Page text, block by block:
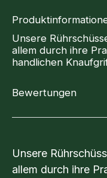
Unsere
allem durch ihre
handlichen
Bewertungen
Unsere
allem durch ihre